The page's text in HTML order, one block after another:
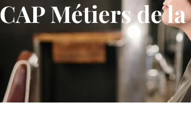
CAP Métiers de